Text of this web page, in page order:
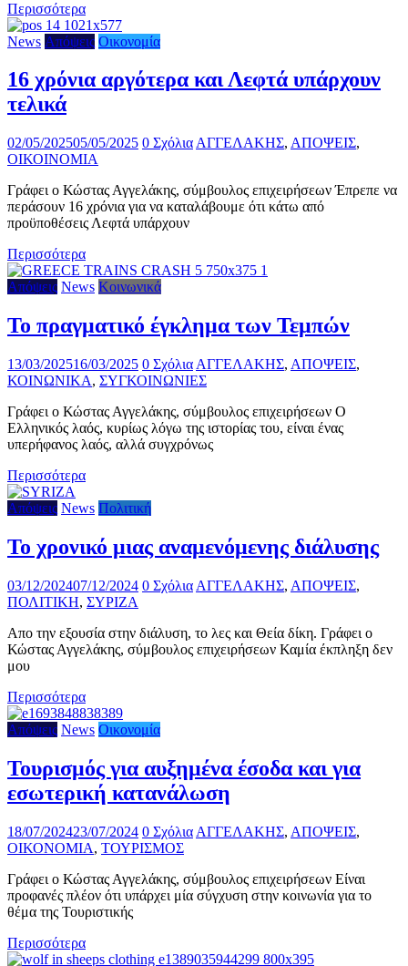
Περισσότερα
News Απόψεις Οικονομία
16 χρόνια αργότερα και Λεφτά υπάρχουν
τελικά
02/05/202505/05/2025 0 Σχόλια ΑΓΓΕΛΑΚΗΣ, ΑΠΟΨΕΙΣ,
ΟΙΚΟΙΝΟΜΙΑ
Γράφει ο Κώστας Αγγελάκης, σύμβουλος επιχειρήσεων Έπρεπε να
περάσουν 16 χρόνια για να καταλάβουμε ότι κάτω από
προϋποθέσεις Λεφτά υπάρχουν
Περισσότερα
Απόψεις News Κοινωνικά
Το πραγματικό έγκλημα των Τεμπών
13/03/202516/03/2025 0 Σχόλια ΑΓΓΕΛΑΚΗΣ, ΑΠΟΨΕΙΣ,
ΚΟΙΝΩΝΙΚΑ, ΣΥΓΚΟΙΝΩΝΙΕΣ
Γράφει ο Κώστας Αγγελάκης, σύμβουλος επιχειρήσεων Ο
Ελληνικός λαός, κυρίως λόγω της ιστορίας του, είναι ένας
υπερήφανος λαός, αλλά συγχρόνως
Περισσότερα
Απόψεις News Πολιτική
Το χρονικό μιας αναμενόμενης διάλυσης
03/12/202407/12/2024 0 Σχόλια ΑΓΓΕΛΑΚΗΣ, ΑΠΟΨΕΙΣ,
ΠΟΛΙΤΙΚΗ, ΣΥΡΙΖΑ
Απο την εξουσία στην διάλυση, το λες και Θεία δίκη. Γράφει ο
Κώστας Αγγελάκης, σύμβουλος επιχειρήσεων Καμία έκπληξη δεν
μου
Περισσότερα
Απόψεις News Οικονομία
Τουρισμός για αυξημένα έσοδα και για
εσωτερική κατανάλωση
18/07/202423/07/2024 0 Σχόλια ΑΓΓΕΛΑΚΗΣ, ΑΠΟΨΕΙΣ,
ΟΙΚΟΝΟΜΙΑ, ΤΟΥΡΙΣΜΟΣ
Γράφει ο Κώστας Αγγελάκης, σύμβουλος επιχειρήσεων Είναι
προφανές πλέον ότι υπάρχει μία σύγχυση στην κοινωνία για το
θέμα της Τουριστικής
Περισσότερα